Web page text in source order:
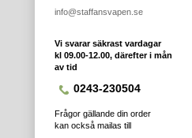
info@staffansvapen.se
Vi svarar säkrast vardagar
kl 09.00-12.00, därefter i mån
av tid
0243-230504
Frågor gällande din order
kan också mailas till